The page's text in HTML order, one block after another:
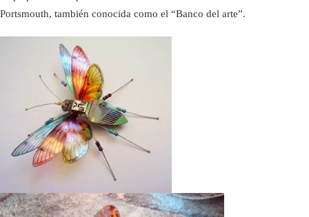
Portsmouth, también conocida como el “Banco del arte”.